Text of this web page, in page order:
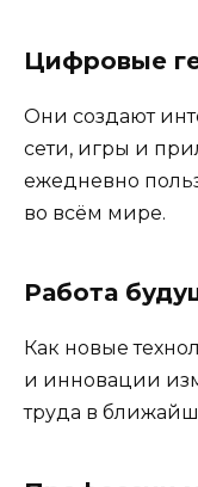
Цифровые
Они создают
сети, игры и
ежедневно
во всём мире.
Работа
Как новые
и инновации
труда в